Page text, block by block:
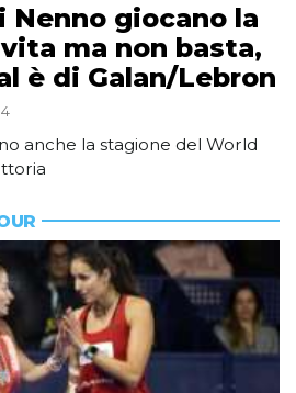
giocano la
ma non basta,
è di Galan/Lebron
anche la stagione del World